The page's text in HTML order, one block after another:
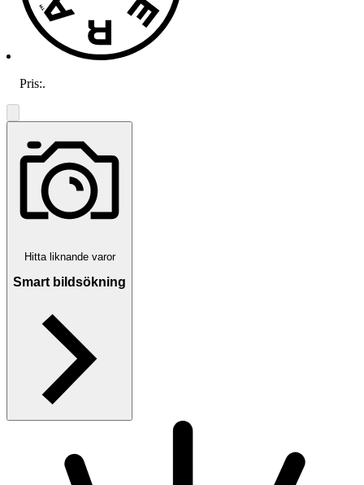
Pris:.
Hitta liknande varor
Smart bildsökning